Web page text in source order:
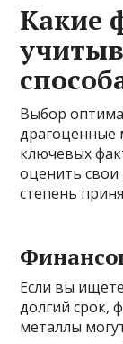
Какие
Выбор
драгоценные
ключевых
оценить
степень
Если вы
долгий срок,
металлы